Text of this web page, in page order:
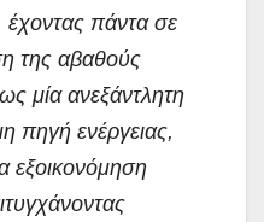
πάντα σε
της αβαθούς
μία ανεξάντλητη
πηγή ενέργειας,
εξοικονόμηση